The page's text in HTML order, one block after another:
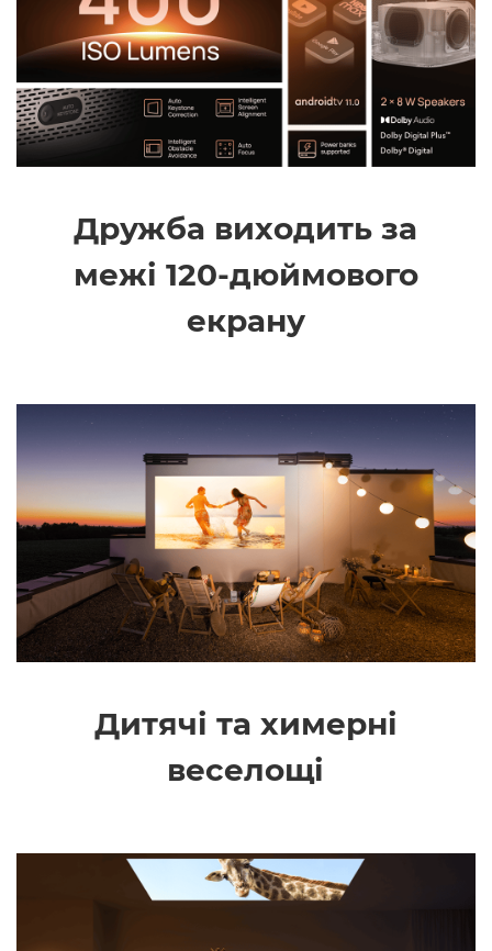
Дружба виходить за
межі 120-дюймового
екрану
Дитячі та химерні
веселощі